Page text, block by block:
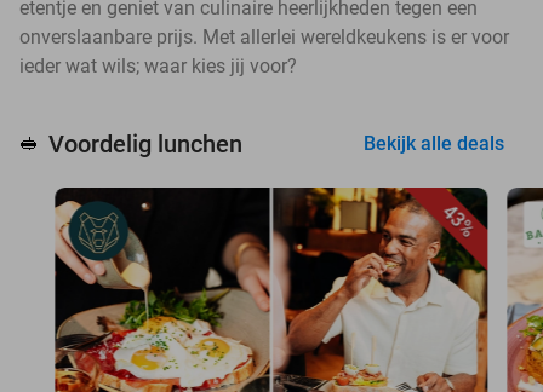
etentje en geniet van culinaire heerlijkheden tegen een
onverslaanbare prijs. Met allerlei wereldkeukens is er voor
ieder wat wils; waar kies jij voor?
🥪 Voordelig lunchen Bekijk alle deals
43%